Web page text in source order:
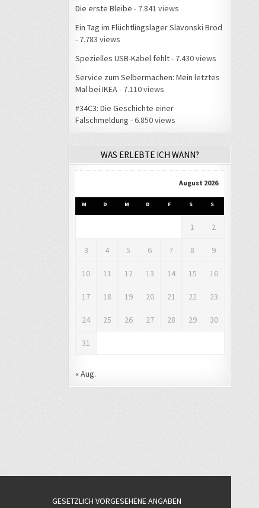
Die erste Bleibe - 7.841 views
Ein Tag im Flüchtlingslager Slavonski Brod
- 7.783 views
Spezielles USB-Kabel fehlt- 7.430 views
Service zum Selbermachen: Mein letztes
Mal bei IKEA - 7.110 views
#34C3: Die Geschichte einer
Falschmeldung - 6.850 views
WAS ERLEBTE ICH WANN?
August 2026
M D M D F S S
1 2
3 4 5 6 7 8 9
10 11 12 13 14 15 16
17 18 19 20 21 22 23
24 25 26 27 28 29 30
31
« Aug.
GESETZLICH VORGESEHENE ANGABEN